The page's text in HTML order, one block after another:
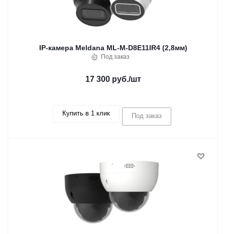
IP-камера Meldana ML-M-D8E11IR4 (2,8мм)
Под заказ
17 300 руб./шт
Купить в 1 клик Под заказ